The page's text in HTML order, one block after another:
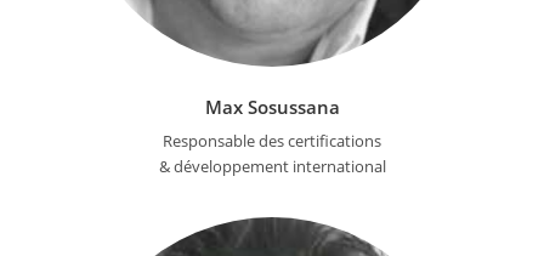
Max Sosussana
Responsable des certifications
& développement international